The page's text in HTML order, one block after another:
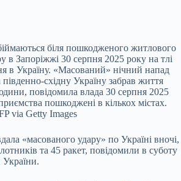
біля пошкодженого житлового
в Запоріжжі 30 серпня 2025 року на тлі
в Україну. «Масований» нічний напад
південно-східну Україну забрав життя
повідомила влада 30 серпня 2025
пошкоджені в кількох містах.
via Getty Images
«масованого удару» по Україні вночі,
та 45 ракет, повідомили в суботу
України.